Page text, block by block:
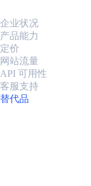
企业状况
产品能力
定价
网站流量
API 可用性
客服支持
替代品